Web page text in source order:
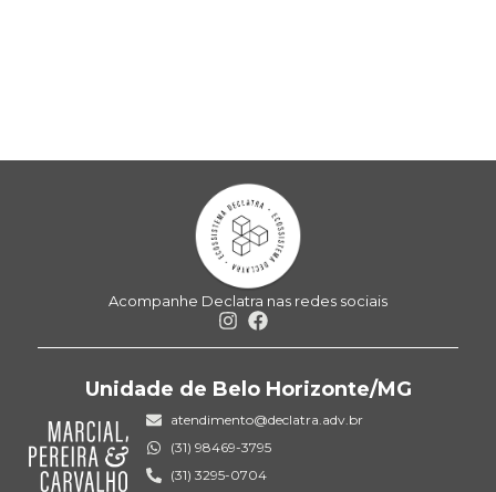
Acompanhe Declatra nas redes sociais
Unidade de Belo Horizonte/MG
atendimento@declatra.adv.br
(31) 98469-3795
(31) 3295-0704